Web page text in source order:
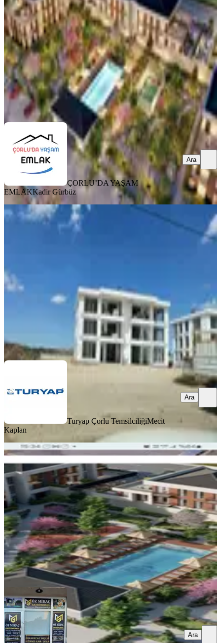
Çorlu, Önerler Mahallesi
1+1 · 130 m²·1. Kat 07.07.2026
6.150.000 ₺6.650.000 ₺
ÇORLU’DA YAŞAM EMLAKKadir Gürbüz
ÇORLU’DA YAŞAM
EMLAKKadir Gürbüz
Ara
MANZARALI
Turyap'tan Çorlu Önerler'de Yatay
Mimari Satılık 3+1 Lüks Daire
13.000.000 ₺
Turyap Çorlu Temsilciliği Mecit Kaplan
Ara
Turyap Çorlu TemsilciliğiMecit
Kaplan
Ara
SIFIR BİNA
Önerler 1+1 Satılık Daire
Çorlu, Önerler Mahallesi
1+1· 50 m²·2. Kat·27.06.2026
4.500.000 ₺
ÖZMİRAÇ GAYRİMENKULÖzmiraç Gayrimenkul
Ara
Ara